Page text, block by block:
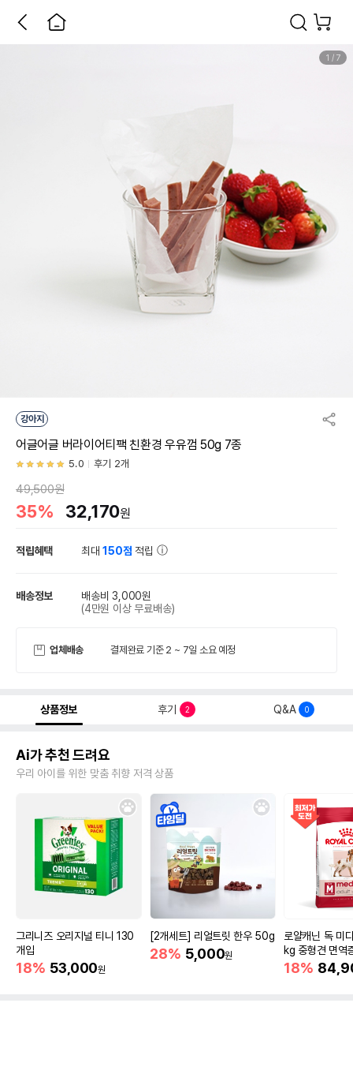
1 / 7
강아지
어글어글 버라이어티팩 친환경 우유껌 50g 7종
5.0 후기 2개
49,500원
35% 32,170원
적립혜택 최대150점 적립
배송정보
배송비 3,000원
(4만원 이상 무료배송)
업체배송 결제완료 기준 2 ~ 7일 소요 예정
상품정보 후기 2 Q&A 0
Ai가 추천 드려요
우리 아이를 위한 맞춤 취향 저격 상품
그리니즈 오리지널 티니 130
개입
18% 53,000원
[2개세트] 리얼트릿 한우 50g
28% 5,000원
로얄캐닌 독 미
kg 중형견 면역
18%